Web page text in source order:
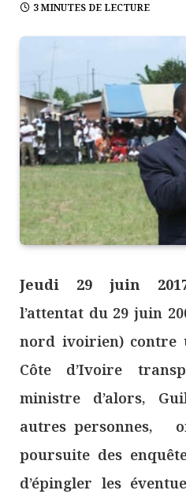
3 MINUTES DE LECTURE
Jeudi 29 juin
l’attentat du 29 juin
nord ivoirien) contre
Côte d’Ivoire
ministre d’alors,
autres personnes,
poursuite des
d’épingler les